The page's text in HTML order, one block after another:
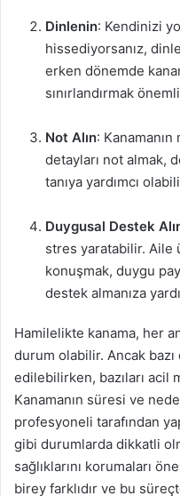
Dinlenin: Kendinizi
hissediyorsanız,
erken dönemde
sınırlandırmak
Not Alın:
detayları not almak,
tanıya yardımcı
Duygusal Destek
stres yaratabilir. Aile
konuşmak, duygu
destek almanıza
Hamilelikte kanama, her
durum olabilir. Ancak
edilebilirken, bazıları acil
Kanamanın süresi ve
profesyoneli tarafından
gibi durumlarda dikkatli
sağlıklarını korumaları
birey farklıdır ve bu